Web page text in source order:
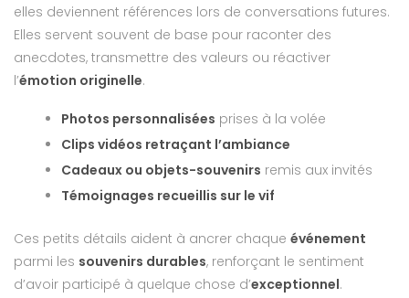
elles deviennent références lors de conversations futures.
Elles servent souvent de base pour raconter des
anecdotes, transmettre des valeurs ou réactiver
l’émotion originelle.
Photos personnalisées prises à la volée
Clips vidéos retraçant l’ambiance
Cadeaux ou objets-souvenirs remis aux invités
Témoignages recueillis sur le vif
Ces petits détails aident à ancrer chaque événement
parmi les souvenirs durables, renforçant le sentiment
d’avoir participé à quelque chose d’exceptionnel.